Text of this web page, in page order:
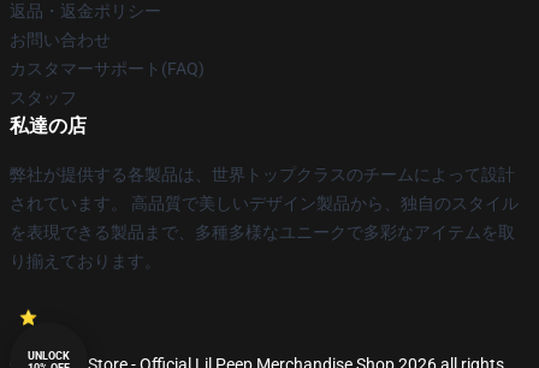
返品・返金ポリシー
お問い合わせ
カスタマーサポート(FAQ)
スタッフ
私達の店
弊社が提供する各製品は、世界トップクラスのチームによって設計
されています。 高品質で美しいデザイン製品から、独自のスタイル
を表現できる製品まで、多種多様なユニークで多彩なアイテムを取
り揃えております。
UNLOCK